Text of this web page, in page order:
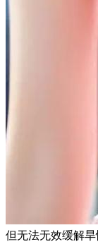
但无法无效缓解